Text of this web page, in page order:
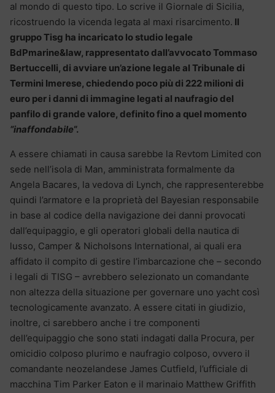
al mondo di questo tipo. Lo scrive il Giornale di Sicilia,
ricostruendo la vicenda legata al maxi risarcimento. Il
gruppo Tisg ha incaricato lo studio legale
BdPmarine&law, rappresentato dall’avvocato Tommaso
Bertuccelli, di avviare un’azione legale al Tribunale di
Termini Imerese, chiedendo poco più di 222 milioni di
euro per i danni di immagine legati al naufragio del
panfilo di grande valore, definito fino a quel momento
“inaffondabile“.
A essere chiamati in causa sarebbe la Revtom Limited con
sede nell’isola di Man, amministrata formalmente da
Angela Bacares, la vedova di Lynch, che rappresenterebbe
quindi l’armatore e la proprietà del Bayesian responsabile
in base al codice della navigazione dei danni provocati
dall’equipaggio, e gli operatori globali della nautica di
lusso, Camper & Nicholsons International, ai quali era
affidato il compito di gestire l’imbarcazione che – secondo
i legali di TISG – avrebbero selezionato un comandante
non altezza della situazione per governare uno yacht così
tecnologicamente avanzato. A essere citati in giudizio,
inoltre, ci sarebbero anche i tre componenti
dell’equipaggio che sono stati indagati dalla Procura, per
omicidio colposo plurimo e naufragio colposo, ovvero il
comandante neozelandese James Cutfield, l’ufficiale di
macchina Tim Parker Eaton e il marinaio Matthew Griffith